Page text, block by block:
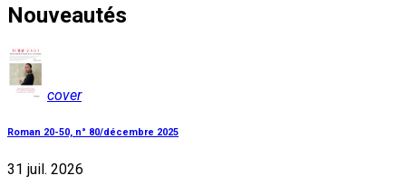
Nouveautés
cover
Roman 20-50, n° 80/décembre 2025
31 juil. 2026